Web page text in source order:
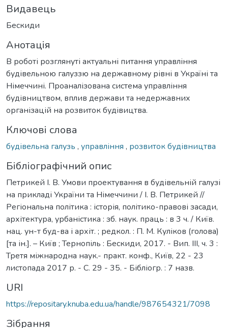
Видавець
Бескиди
Анотація
В роботі розглянуті актуальні питання управління
будівельною галуззю на державному рівні в Україні та
Німеччині. Проаналізована система управління
будівництвом, вплив держави та недержавних
організацій на розвиток будівицтва.
Ключові слова
будівельна галузь , управління , розвиток будівництва
Бібліографічний опис
Петрикей І. В. Умови проектування в будівельній галузі
на прикладі України та Німеччини / І. В. Петрикей //
Регіональна політика : історія, політико-правові засади,
архітектура, урбаністика : зб. наук. праць : в 3 ч. / Київ.
нац. ун-т буд-ва і архіт. ; редкол. : П. М. Куліков (голова)
[та ін.]. – Київ ; Тернопіль : Бескиди, 2017. - Вип. ІІI, ч. 3 :
Третя міжнародна наук.- практ. конф., Київ, 22 - 23
листопада 2017 р. - С. 29 - 35. - Бібліогр. : 7 назв.
URI
https://repositary.knuba.edu.ua/handle/987654321/7098
Зібрання